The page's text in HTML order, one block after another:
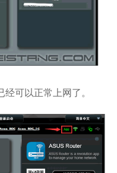
可以正常上网了。